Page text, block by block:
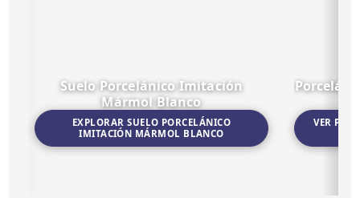
Suelo Porcelánico Imitación
Mármol Blanco
EXPLORAR SUELO PORCELÁNICO
IMITACIÓN MÁRMOL BLANCO
VER